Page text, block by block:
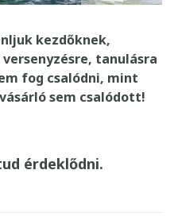
kezdőknek,
tanulásra
fog csalódni, mint
sem csalódott!
érdeklődni.